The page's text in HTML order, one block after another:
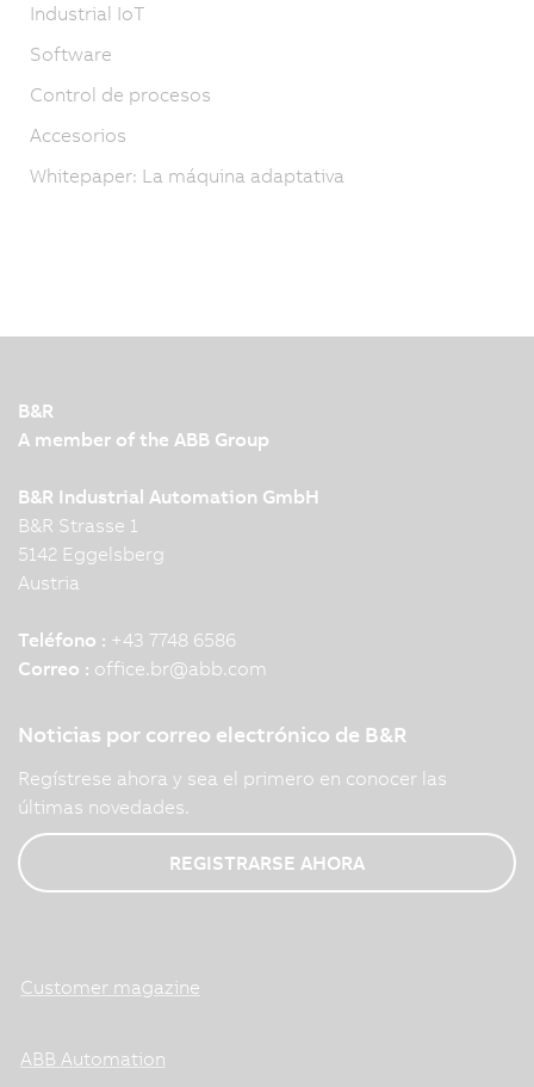
Industrial IoT
Software
Control de procesos
Accesorios
Whitepaper: La máquina adaptativa
B&R
A member of the ABB Group
B&R Industrial Automation GmbH
B&R Strasse 1
5142 Eggelsberg
Austria
Teléfono : +43 7748 6586
Correo : office.br@abb.com
Noticias por correo electrónico de B&R
Regístrese ahora y sea el primero en conocer las
últimas novedades.
REGISTRARSE AHORA
Customer magazine
ABB Automation